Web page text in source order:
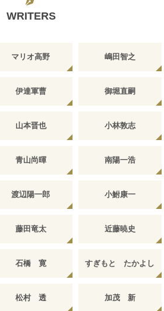
WRITERS
マリオ高野 嶋田智之
伊達軍曹 御堀直嗣
山本晋也 小林敦志
青山尚暉 南陽一浩
渡辺陽一郎 小鮒康一
藤田竜太 近藤暁史
石橋 寛 すぎもと たかよし
松村 透 加茂 新